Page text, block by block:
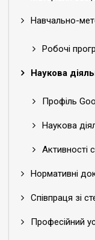
Навчально-
Робочі
Наукова
Профіль
Наукова
Активності
Нормативні
Співпраця зі
Професійний